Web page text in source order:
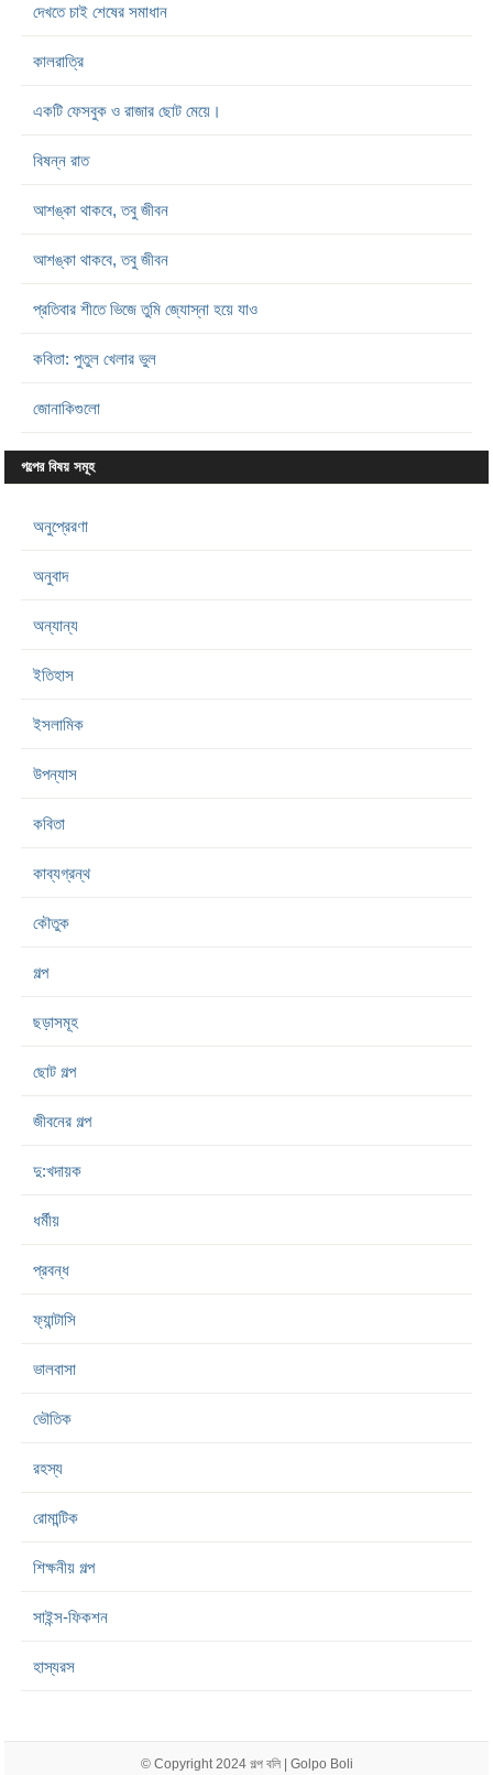
দেখতে চাই শেষের সমাধান
কালরাত্রি
একটি ফেসবুক ও রাজার ছোট মেয়ে।
বিষন্ন রাত
আশঙ্কা থাকবে, তবু জীবন
আশঙ্কা থাকবে, তবু জীবন
প্রতিবার শীতে ভিজে তুমি জ্যোস্না হয়ে যাও
কবিতা: পুতুল খেলার ভুল
জোনাকিগুলো
গল্পের বিষয় সমূহ
অনুপ্রেরণা
অনুবাদ
অন্যান্য
ইতিহাস
ইসলামিক
উপন্যাস
কবিতা
কাব্যগ্রন্থ
কৌতুক
গল্প
ছড়াসমূহ
ছোট গল্প
জীবনের গল্প
দু:খদায়ক
ধর্মীয়
প্রবন্ধ
ফ্যান্টাসি
ভালবাসা
ভৌতিক
রহস্য
রোমান্টিক
শিক্ষনীয় গল্প
সাইন্স-ফিকশন
হাস্যরস
© Copyright 2024 গল্প বলি | Golpo Boli